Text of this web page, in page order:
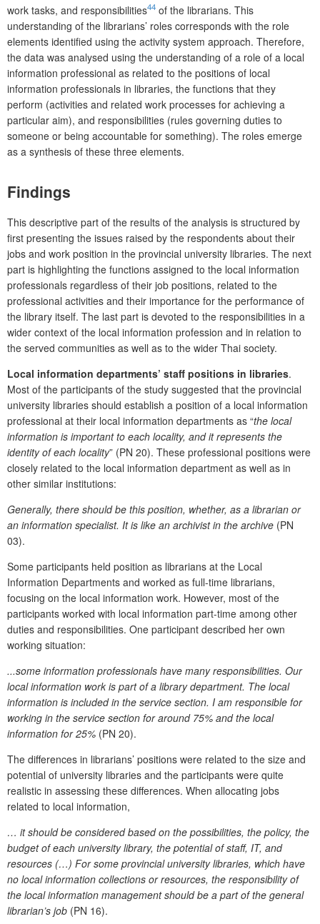
work tasks, and responsibilities44 of the librarians. This
understanding of the librarians’ roles corresponds with the role
elements identified using the activity system approach. Therefore,
the data was analysed using the understanding of a role of a local
information professional as related to the positions of local
information professionals in libraries, the functions that they
perform (activities and related work processes for achieving a
particular aim), and responsibilities (rules governing duties to
someone or being accountable for something). The roles emerge
as a synthesis of these three elements.
Findings
This descriptive part of the results of the analysis is structured by
first presenting the issues raised by the respondents about their
jobs and work position in the provincial university libraries. The next
part is highlighting the functions assigned to the local information
professionals regardless of their job positions, related to the
professional activities and their importance for the performance of
the library itself. The last part is devoted to the responsibilities in a
wider context of the local information profession and in relation to
the served communities as well as to the wider Thai society.
Local information departments’ staff positions in libraries.
Most of the participants of the study suggested that the provincial
university libraries should establish a position of a local information
profe­ssional at their local information departments as “the local
information is important to each locality, and it represents the
identity of each locality” (PN 20). These professional positions were
closely related to the local information department as well as in
other similar institutions:
Generally, there should be this position, whether, as a librarian or
an information specialist. It is like an archivist in the archive (PN
03).
Some participants held position as librarians at the Local
Information Departments and worked as full-time librarians,
focusing on the local information work. However, most of the
participants worked with local information part-time among other
duties and responsibilities. One participant described her own
working situation:
...some information professionals have many responsibilities. Our
local information work is part of a library department. The local
information is included in the service section. I am responsible for
working in the service section for around 75% and the local
information for 25% (PN 20).
The differences in librarians’ positions were related to the size and
potential of university libraries and the participants were quite
realistic in assessing these differences. When allocating jobs
related to local information,
… it should be considered based on the possibilities, the policy, the
budget of each university library, the potential of staff, IT, and
resources (…) For some provincial university libraries, which have
no local information collections or resources, the responsibility of
the local information management should be a part of the general
librarian’s job (PN 16).